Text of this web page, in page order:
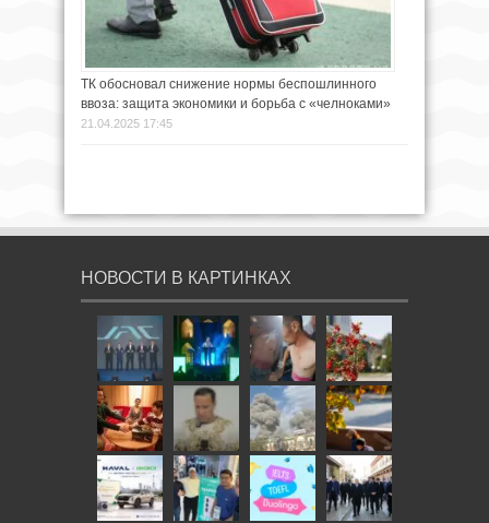
ТК обосновал снижение нормы беспошлинного
ввоза: защита экономики и борьба с «челноками»
21.04.2025 17:45
НОВОСТИ В КАРТИНКАХ